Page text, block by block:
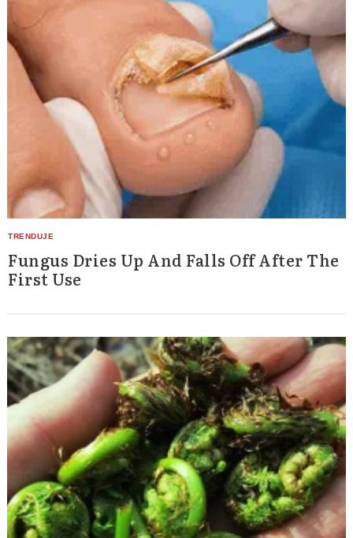
Fungus Dries Up And Falls Off After The
First Use
Search
for: